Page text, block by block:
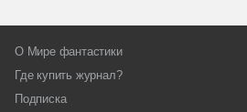
О Мире фантастики
Где купить журнал?
Подписка